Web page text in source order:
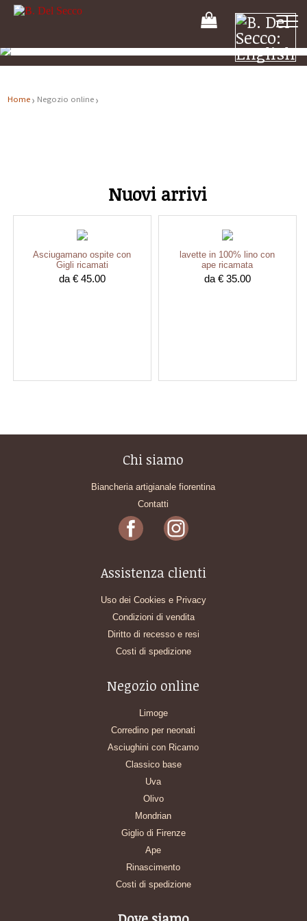
Il
tuo
carrello
Home Negozio online
Nuovi arrivi
Asciugamano ospite con
Gigli ricamati
da € 45.00
lavette in 100% lino con
ape ricamata
da € 35.00
Chi siamo
Biancheria artigianale fiorentina
Contatti
Assistenza clienti
Uso dei Cookies e Privacy
Condizioni di vendita
Diritto di recesso e resi
Costi di spedizione
Negozio online
Limoge
Corredino per neonati
Asciughini con Ricamo
Classico base
Uva
Olivo
Mondrian
Giglio di Firenze
Ape
Rinascimento
Costi di spedizione